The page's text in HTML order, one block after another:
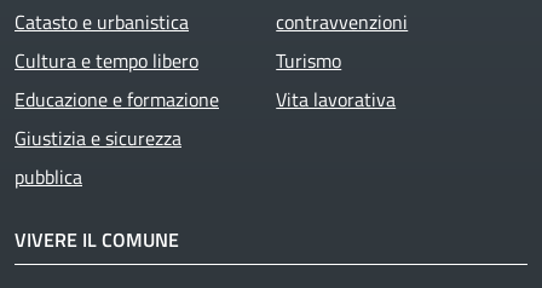
Catasto e urbanistica
Cultura e tempo libero
Educazione e formazione
Giustizia e sicurezza
pubblica
contravvenzioni
Turismo
Vita lavorativa
VIVERE IL COMUNE